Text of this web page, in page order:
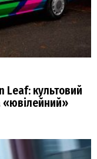
Leaf: культовий
«ювілейний»